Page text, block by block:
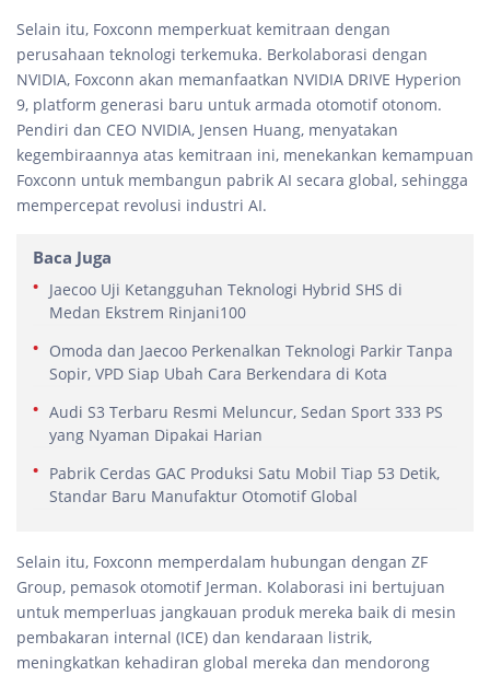
Selain itu, Foxconn memperkuat kemitraan dengan
perusahaan teknologi terkemuka. Berkolaborasi dengan
NVIDIA, Foxconn akan memanfaatkan NVIDIA DRIVE Hyperion
9, platform generasi baru untuk armada otomotif otonom.
Pendiri dan CEO NVIDIA, Jensen Huang, menyatakan
kegembiraannya atas kemitraan ini, menekankan kemampuan
Foxconn untuk membangun pabrik AI secara global, sehingga
mempercepat revolusi industri AI.
Baca Juga
Jaecoo Uji Ketangguhan Teknologi Hybrid SHS di
Medan Ekstrem Rinjani100
Omoda dan Jaecoo Perkenalkan Teknologi Parkir Tanpa
Sopir, VPD Siap Ubah Cara Berkendara di Kota
Audi S3 Terbaru Resmi Meluncur, Sedan Sport 333 PS
yang Nyaman Dipakai Harian
Pabrik Cerdas GAC Produksi Satu Mobil Tiap 53 Detik,
Standar Baru Manufaktur Otomotif Global
Selain itu, Foxconn memperdalam hubungan dengan ZF
Group, pemasok otomotif Jerman. Kolaborasi ini bertujuan
untuk memperluas jangkauan produk mereka baik di mesin
pembakaran internal (ICE) dan kendaraan listrik,
meningkatkan kehadiran global mereka dan mendorong